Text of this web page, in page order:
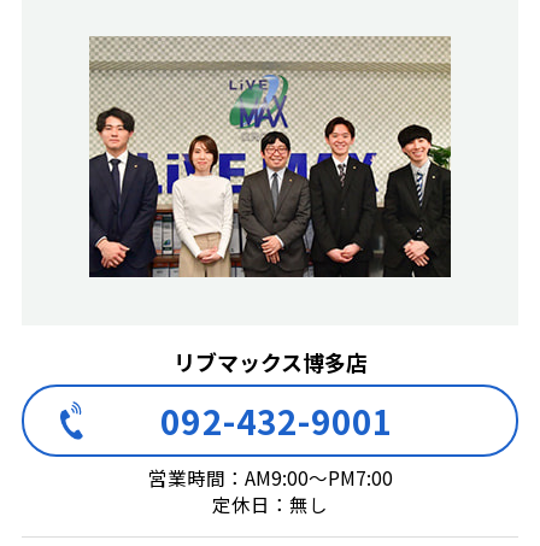
リブマックス博多店
092-432-9001
営業時間：AM9:00～PM7:00
定休日：無し